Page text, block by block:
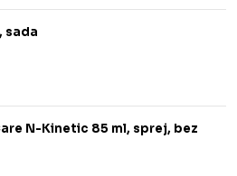
sada
N-Kinetic 85 ml, sprej, bez